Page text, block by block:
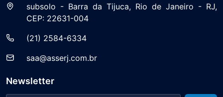
subsolo - Barra da Tijuca, Rio de Janeiro - RJ,
CEP: 22631-004
(21) 2584-6334
saa@asserj.com.br
Newsletter